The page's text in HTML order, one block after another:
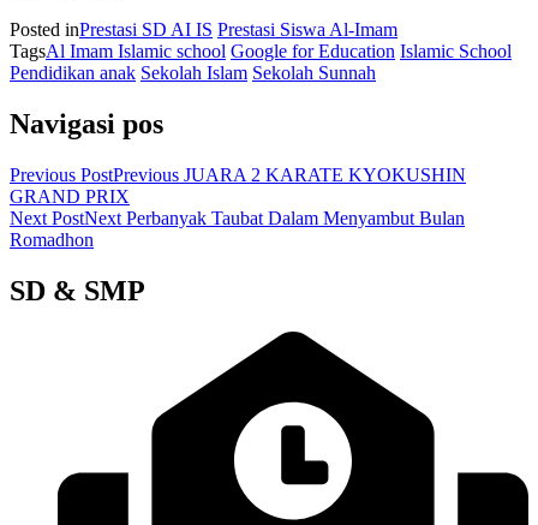
Posted inPrestasi SD AI IS Prestasi Siswa Al-Imam
TagsAl Imam Islamic school Google for Education Islamic School
Pendidikan anak Sekolah Islam Sekolah Sunnah
Navigasi pos
Previous PostPrevious JUARA 2 KARATE KYOKUSHIN
GRAND PRIX
Next PostNext Perbanyak Taubat Dalam Menyambut Bulan
Romadhon
SD & SMP